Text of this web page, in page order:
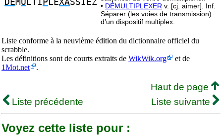
DEMU LTI P LEXASSIEZ • DÉMULTIPLEXER v. [cj. aimer]. Inf.
Séparer (les voies de transmission)
d’un dispositif multiplex.
Liste conforme à la neuvième édition du dictionnaire officiel du
scrabble.
Les définitions sont de courts extraits de WikWik.org
et de
1Mot.net
.
Haut de page
Liste précédente
Liste suivante
Voyez cette liste pour :